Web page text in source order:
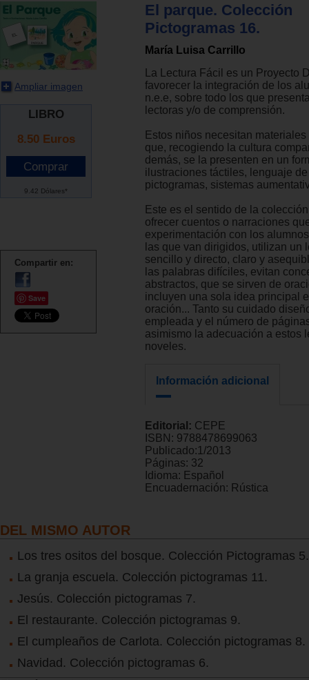
Ampliar imagen
LIBRO
8.50 Euros
9.42 Dólares*
Compartir en:
Save
El parque. Colección
Pictogramas 16.
María Luisa Carrillo
La Lectura Fácil es un Proyecto
favorecer la integración de los
n.e.e, sobre todo los que
lectoras y/o de comprensión.
Estos niños necesitan
que, recogiendo la cultura
demás, se la presenten en un
ilustraciones táctiles, lenguaje
pictogramas, sistemas
Este es el sentido de la
ofrecer cuentos o narraciones
experimentación con los
las que van dirigidos, utilizan un
sencillo y directo, claro y
las palabras difíciles, evitan
abstractos, que se sirven de
incluyen una sola idea principal
oración... Tanto su cuidado
empleada y el número de
asimismo la adecuación a estos
noveles.
Información adicional
Editorial: CEPE
ISBN: 9788478699063
Publicado:1/2013
Páginas: 32
Idioma: Español
Encuadernación: Rústica
DEL MISMO AUTOR
Los tres ositos del bosque. Colección Pictogramas 5.
La granja escuela. Colección pictogramas 11.
Jesús. Colección pictogramas 7.
El restaurante. Colección pictogramas 9.
El cumpleaños de Carlota. Colección pictogramas 8.
Navidad. Colección pictogramas 6.